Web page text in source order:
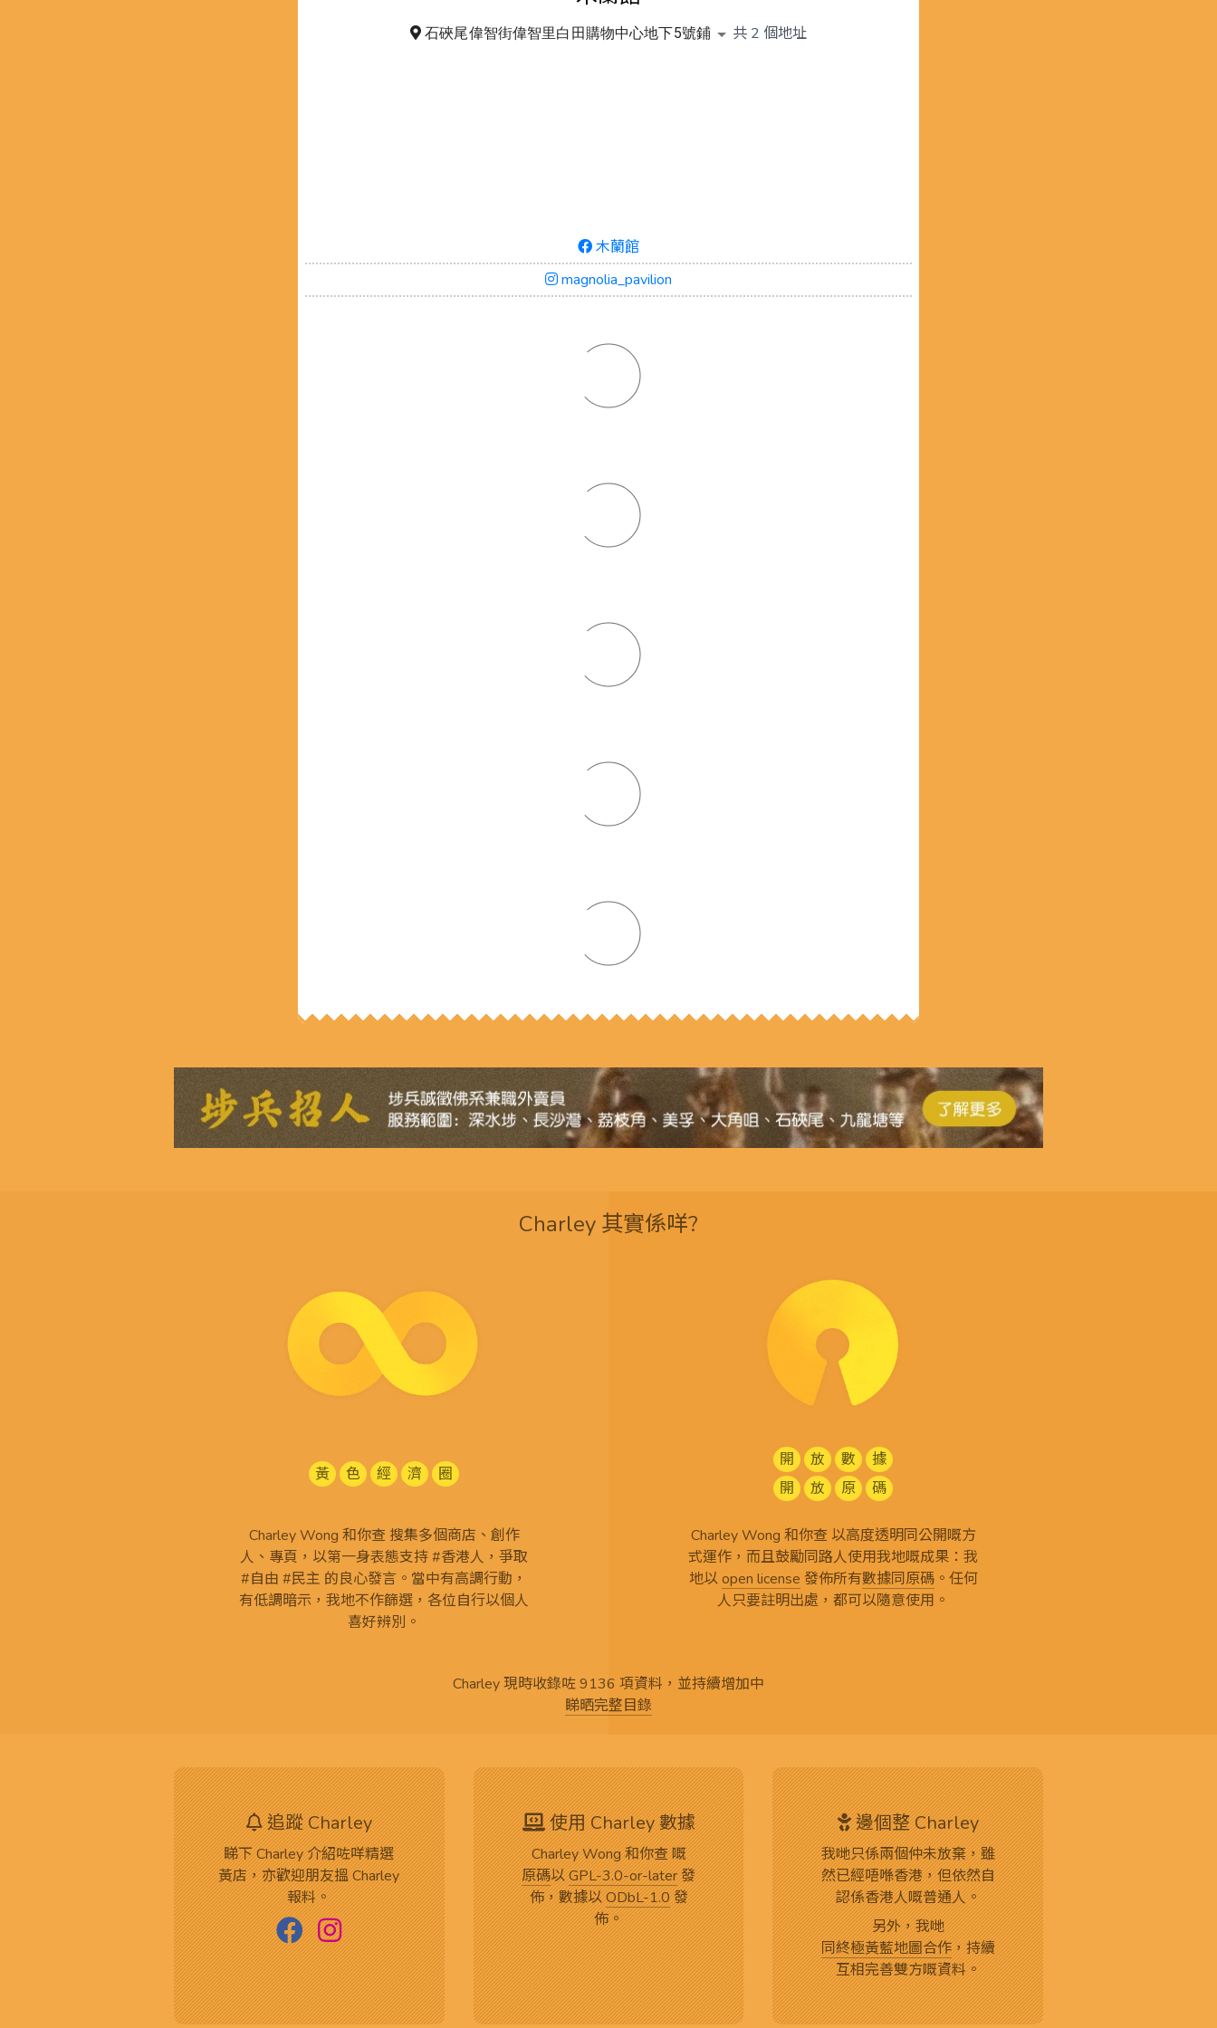
石硤尾偉智街偉智里白田購物中心地下5號鋪 共 2 個地址
木蘭館
magnolia_pavilion
Charley 其實係咩?
黃 色 經 濟 圈
Charley Wong 和你查 搜集多個商店、創作
人、專頁，以第一身表態支持 #香港人，爭取
#自由 #民主 的良心發言。當中有高調行動，
有低調暗示，我地不作篩選，各位自行以個人
喜好辨別。
開 放 數
據
開
放 原 碼
Charley Wong 和你查 以高度透明同公開嘅方
式運作，而且鼓勵同路人使用我地嘅成果：我
地以open license 發佈所有數據同原碼。任何
人只要註明出處，都可以隨意使用。
Charley 現時收錄咗 9136 項資料，並持續增加中
睇晒完整目錄
追蹤 Charley
睇下 Charley 介紹咗咩精選
黃店，亦歡迎朋友搵 Charley
報料。
使用 Charley 數據
Charley Wong 和你查 嘅
原碼以GPL-3.0-or-later發
佈，數據以ODbL-1.0發
佈。
邊個整 Charley
我哋只係兩個仲未放棄，雖
然已經唔喺香港，但依然自
認係香港人嘅普通人。
另外，我哋
同終極黃藍地圖合作，持續
互相完善雙方嘅資料。